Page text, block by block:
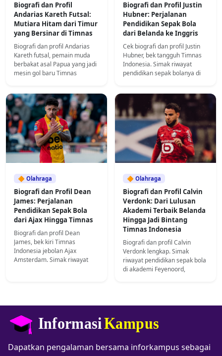
Biografi dan Profil
Andarias Kareth Futsal:
Mutiara Hitam dari Timur
yang Bersinar di Timnas
Biografi dan profil Andarias
Kareth futsal, pemain muda
berbakat asal Papua yang jadi
mesin gol baru Timnas
Biografi dan Profil Justin
Hubner: Perjalanan
Pendidikan Sepak Bola
dari Belanda ke Inggris
Cek biografi dan profil Justin
Hubner, bek tangguh Timnas
Indonesia. Simak riwayat
pendidikan sepak bolanya di
profesionalnya.
🔶 Olahraga
Biografi dan Profil Dean
James: Perjalanan
Pendidikan Sepak Bola
dari Ajax Hingga Timnas
Biografi dan profil Dean
James, bek kiri Timnas
Indonesia jebolan Ajax
Amsterdam. Simak riwayat
🔶 Olahraga
Biografi dan Profil Calvin
Verdonk: Dari Lulusan
Akademi Terbaik Belanda
Hingga Jadi Bintang
Timnas Indonesia
Biografi dan profil Calvin
Verdonk lengkap. Simak
riwayat pendidikan sepak bola
di akademi Feyenoord,
Dapatkan pengalaman bersama inforkampus sebagai